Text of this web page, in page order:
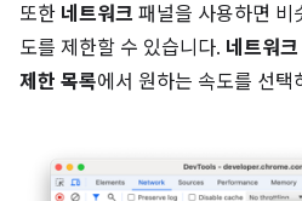
또한 네트워크 패널을 사용하면 비
도를 제한할 수 있습니다. 네트워크
제한 목록에서 원하는 속도를 선택